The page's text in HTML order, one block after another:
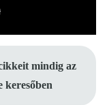
mindig az
keresőben